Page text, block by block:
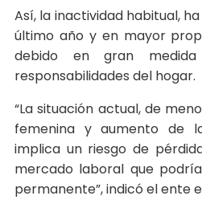
Así, la inactividad habitual,
último año y en mayor
debido en gran
responsabilidades del hogar.
“La situación actual, de
femenina y aumento de
implica un riesgo de
mercado laboral que
permanente”, indicó el ente